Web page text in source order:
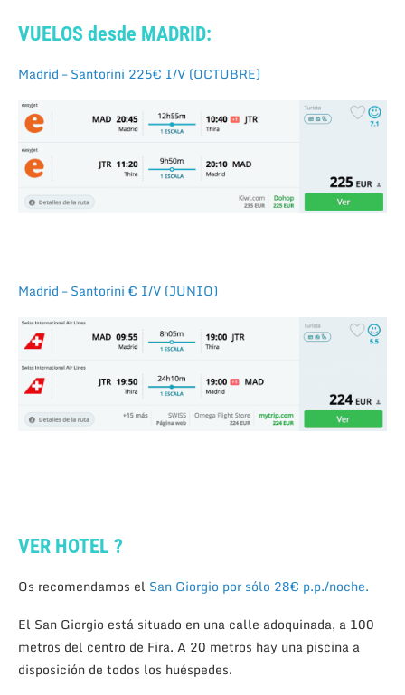
VUELOS desde MADRID:
Madrid – Santorini 225€ I/V (OCTUBRE)
Madrid – Santorini € I/V (JUNIO)
VER HOTEL ?
Os recomendamos el San Giorgio por sólo 28€ p.p./noche.
El San Giorgio está situado en una calle adoquinada, a 100
metros del centro de Fira. A 20 metros hay una piscina a
disposición de todos los huéspedes.